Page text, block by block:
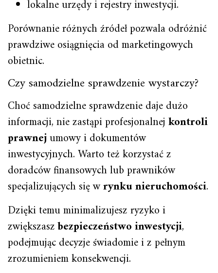
lokalne urzędy i rejestry inwestycji.
Porównanie różnych źródeł pozwala odróżnić
prawdziwe osiągnięcia od marketingowych
obietnic.
Czy samodzielne sprawdzenie wystarczy?
Choć samodzielne sprawdzenie daje dużo
informacji, nie zastąpi profesjonalnej kontroli
prawnejumowy i dokumentów
inwestycyjnych. Warto też korzystać z
doradców finansowych lub prawników
specjalizujących się wrynku nieruchomości.
Dzięki temu minimalizujesz ryzyko i
zwiększaszbezpieczeństwo inwestycji,
podejmując decyzje świadomie i z pełnym
zrozumieniem konsekwencji.